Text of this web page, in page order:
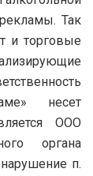
Так
и торговые
несет
ООО
органа
п.